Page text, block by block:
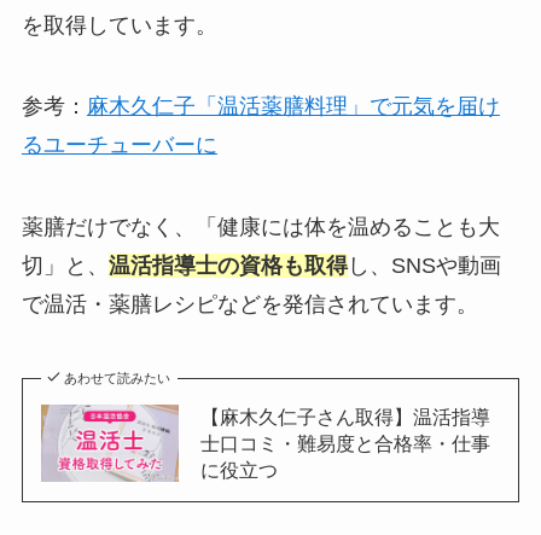
を取得しています。
参考： 麻木久仁子「温活薬膳料理」で元気を届け
るユーチューバーに
薬膳だけでなく、「健康には体を温めることも大
切」と、 温活指導士の資格も取得し、SNSや動画
で温活・薬膳レシピなどを発信されています。
あわせて読みたい
【麻木久仁子さん取得】温活指導
士口コミ・難易度と合格率・仕事
に役立つ